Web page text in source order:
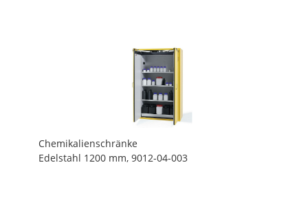
Chemikalienschränke
Edelstahl 1200 mm, 9012-04-003